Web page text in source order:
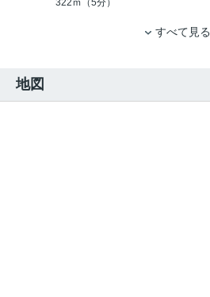
322ｍ（5分）
すべて見る
地図